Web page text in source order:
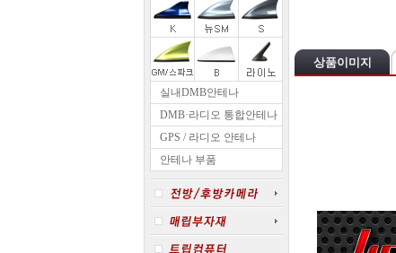
실내DMB안테나
DMB·라디오 통합안테나
GPS / 라디오 안테나
안테나 부품
상품이미지